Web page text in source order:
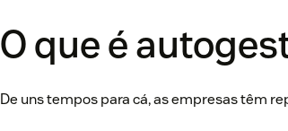
O que é
De uns tempos para cá, as empresas têm